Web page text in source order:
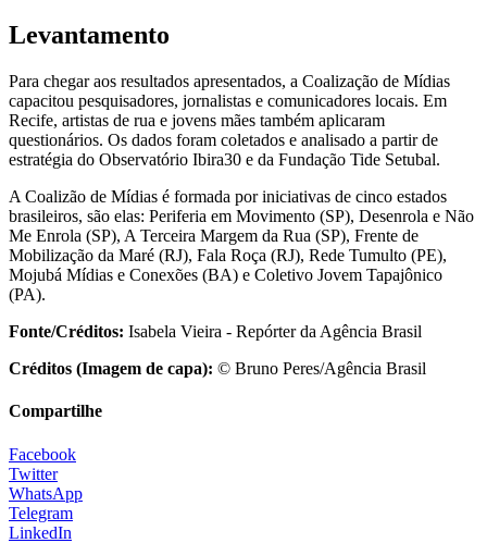
Levantamento
Para chegar aos resultados apresentados, a Coalização de Mídias
capacitou pesquisadores, jornalistas e comunicadores locais. Em
Recife, artistas de rua e jovens mães também aplicaram
questionários. Os dados foram coletados e analisado a partir de
estratégia do Observatório Ibira30 e da Fundação Tide Setubal.
A Coalizão de Mídias é formada por iniciativas de cinco estados
brasileiros, são elas: Periferia em Movimento (SP), Desenrola e Não
Me Enrola (SP), A Terceira Margem da Rua (SP), Frente de
Mobilização da Maré (RJ), Fala Roça (RJ), Rede Tumulto (PE),
Mojubá Mídias e Conexões (BA) e Coletivo Jovem Tapajônico
(PA).
Fonte/Créditos: Isabela Vieira - Repórter da Agência Brasil
Créditos (Imagem de capa): © Bruno Peres/Agência Brasil
Compartilhe
Facebook
Twitter
WhatsApp
Telegram
LinkedIn